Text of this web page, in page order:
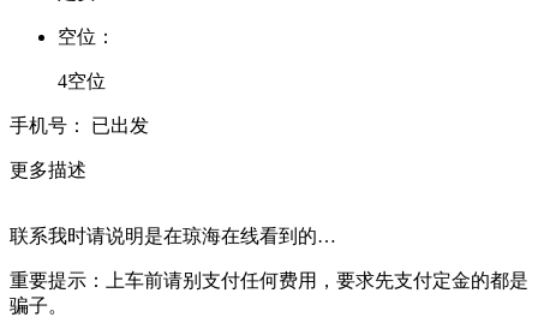
空位：
4空位
手机号： 已出发
更多描述
联系我时请说明是在琼海在线看到的…
重要提示：上车前请别支付任何费用，要求先支付定金的都是
骗子。